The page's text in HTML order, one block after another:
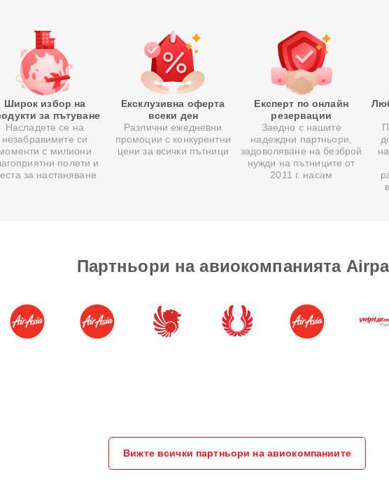
Широк избор на
за пътуване
Насладете се на
незабравимите си
с милиони
полети и
за настаняване
Ексклузивна оферта
всеки ден
Различни ежедневни
промоции с конкурентни
цени за всички пътници
Експерт по онлайн
резервации
Заедно с нашите
надеждни партньори,
задоволяване на безброй
нужди на пътниците от
2011 г. насам
Партньори на авиокомпанията
Вижте всички партньори на авиокомпаниите